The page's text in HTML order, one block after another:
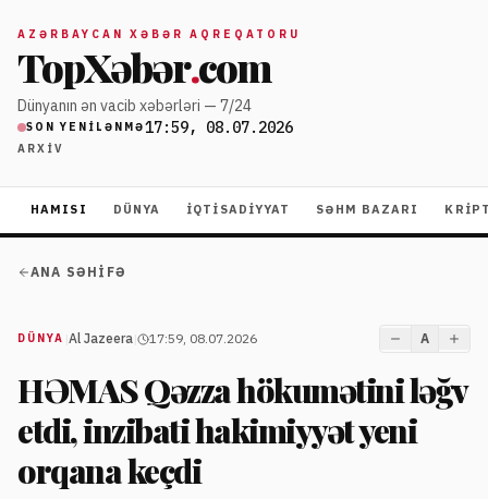
AZƏRBAYCAN XƏBƏR AQREQATORU
TopXəbər.com
Dünyanın ən vacib xəbərləri — 7/24
SON YENILƏNMƏ17:59, 08.07.2026
ARXIV
HAMISI DÜNYA İQTISADIYYAT SƏHM BAZARI
ANA SƏHIFƏ
DÜNYA Al Jazeera 17:59, 08.07.2026 A
HƏMAS Qəzza hökumətini ləğv
etdi, inzibati hakimiyyət yeni
orqana keçdi